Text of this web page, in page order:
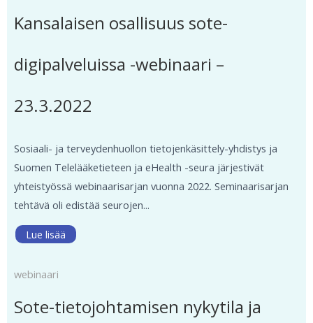
Kansalaisen osallisuus sote-
digipalveluissa -webinaari –
23.3.2022
Sosiaali- ja terveydenhuollon tietojenkäsittely-yhdistys ja
Suomen Telelääketieteen ja eHealth -seura järjestivät
yhteistyössä webinaarisarjan vuonna 2022. Seminaarisarjan
tehtävä oli edistää seurojen...
Lue lisää
webinaari
Sote-tietojohtamisen nykytila ja